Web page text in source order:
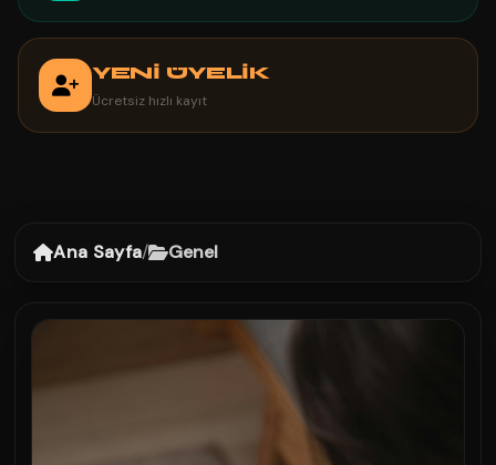
YENİ ÜYELİK
Ücretsiz hızlı kayıt
Ana Sayfa/ Genel